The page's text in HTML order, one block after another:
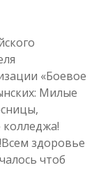
«Боевое
Милые
здоровье
чтоб